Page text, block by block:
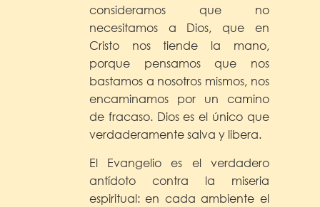
consideramos que no
necesitamos a Dios, que en
Cristo nos tiende la mano,
porque pensamos que nos
bastamos a nosotros mismos, nos
encaminamos por un camino
de fracaso. Dios es el único que
verdaderamente salva y libera.
El Evangelio es el verdadero
antídoto contra la miseria
espiritual: en cada ambiente el